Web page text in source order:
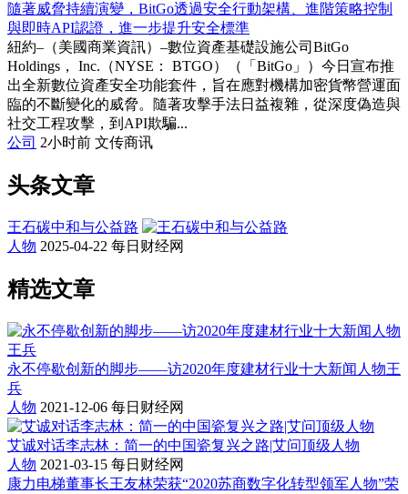
隨著威脅持續演變，BitGo透過安全行動架構、進階策略控制
與即時API認證，進一步提升安全標準
紐約–（美國商業資訊）–數位資產基礎設施公司BitGo
Holdings， Inc.（NYSE： BTGO）（「BitGo」）今日宣布推
出全新數位資產安全功能套件，旨在應對機構加密貨幣營運面
臨的不斷變化的威脅。隨著攻擊手法日益複雜，從深度偽造與
社交工程攻擊，到API欺騙...
公司 2小时前 文传商讯
头条文章
王石碳中和与公益路
人物 2025-04-22 每日财经网
精选文章
永不停歇创新的脚步——访2020年度建材行业十大新闻人物王
兵
人物 2021-12-06 每日财经网
艾诚对话李志林：简一的中国瓷复兴之路|艾问顶级人物
人物 2021-03-15 每日财经网
康力电梯董事长王友林荣获“2020苏商数字化转型领军人物”荣